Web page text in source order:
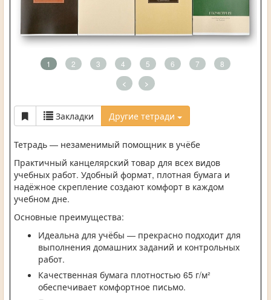
1 2 3 4 5 6 7 8
< >
Закладки Другие тетради
Тетрадь — незаменимый помощник в учёбе
Практичный канцелярский товар для всех видов
учебных работ. Удобный формат, плотная бумага и
надёжное скрепление создают комфорт в каждом
учебном дне.
Основные преимущества:
Идеальна для учёбы — прекрасно подходит для
выполнения домашних заданий и контрольных
работ.
Качественная бумага плотностью 65 г/м²
обеспечивает комфортное письмо.